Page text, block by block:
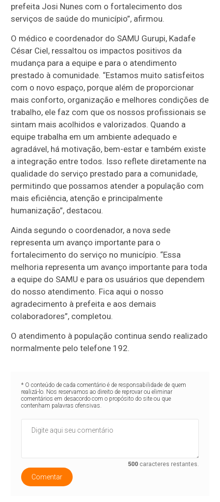
prefeita Josi Nunes com o fortalecimento dos
serviços de saúde do município”, afirmou.
O médico e coordenador do SAMU Gurupi, Kadafe
César Ciel, ressaltou os impactos positivos da
mudança para a equipe e para o atendimento
prestado à comunidade. “Estamos muito satisfeitos
com o novo espaço, porque além de proporcionar
mais conforto, organização e melhores condições de
trabalho, ele faz com que os nossos profissionais se
sintam mais acolhidos e valorizados. Quando a
equipe trabalha em um ambiente adequado e
agradável, há motivação, bem-estar e também existe
a integração entre todos. Isso reflete diretamente na
qualidade do serviço prestado para a comunidade,
permitindo que possamos atender a população com
mais eficiência, atenção e principalmente
humanização”, destacou.
Ainda segundo o coordenador, a nova sede
representa um avanço importante para o
fortalecimento do serviço no município. “Essa
melhoria representa um avanço importante para toda
a equipe do SAMU e para os usuários que dependem
do nosso atendimento. Fica aqui o nosso
agradecimento à prefeita e aos demais
colaboradores”, completou.
O atendimento à população continua sendo realizado
normalmente pelo telefone 192.
* O conteúdo de cada comentário é de responsabilidade de quem
realizá-lo. Nos reservamos ao direito de reprovar ou eliminar
comentários em desacordo com o propósito do site ou que
contenham palavras ofensivas.
500 caracteres restantes.
Comentar